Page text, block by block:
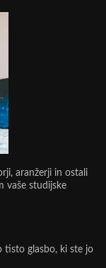
aranžerji in ostali
vaše studijske
tisto glasbo, ki ste jo